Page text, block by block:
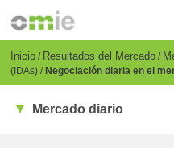
principal
Breadcrumb
Inicio Resultados del Mercado
(IDAs) Negociación diaria en el
Mercado diario